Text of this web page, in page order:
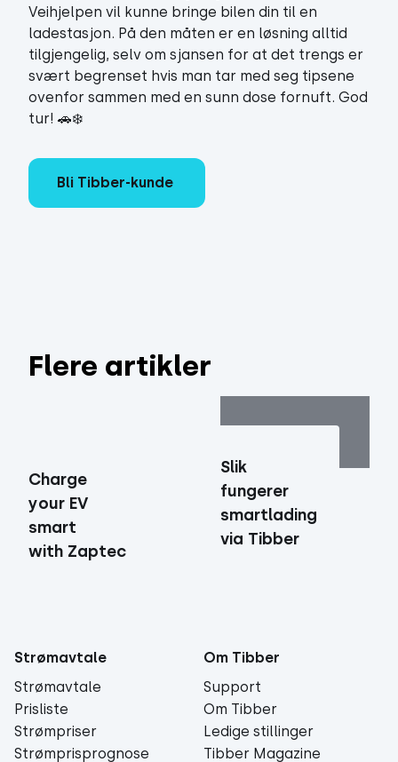
Veihjelpen vil kunne bringe bilen din til en
ladestasjon. På den måten er en løsning alltid
tilgjengelig, selv om sjansen for at det trengs er
svært begrenset hvis man tar med seg tipsene
ovenfor sammen med en sunn dose fornuft. God
tur! 🚗❄️
Bli Tibber-kunde
Flere artikler
Charge
your EV
smart
with Zaptec
Slik
fungerer
smartlading
via Tibber
Strømavtale
Strømavtale
Prisliste
Strømpriser
Strømprisprognose
Om Tibber
Support
Om Tibber
Ledige stillinger
Tibber Magazine